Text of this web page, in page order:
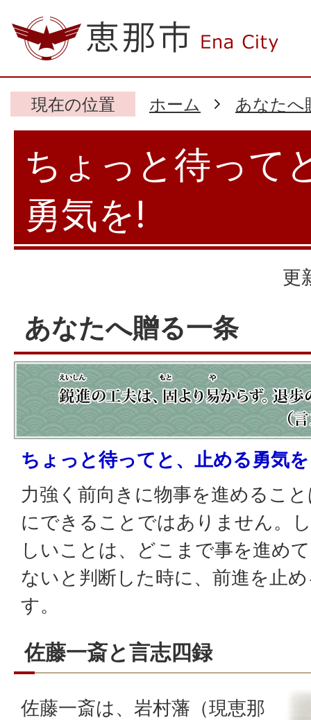
現在の位置 ホーム あなたへ
ちょっと待って
勇気を!
更
あなたへ贈る一条
ちょっと待ってと、止める勇気
力強く前向きに物事を進めるこ
にできることではありません。
しいことは、どこまで事を進め
ないと判断した時に、前進を止
す。
佐藤一斎と言志四録
佐藤一斎は、岩村藩（現恵那